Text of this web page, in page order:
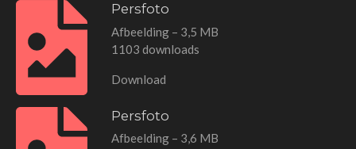
Persfoto
Afbeelding – 3,5 MB
1103 downloads
Download
Persfoto
Afbeelding – 3,6 MB